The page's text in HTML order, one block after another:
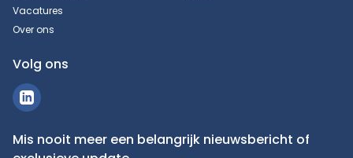
Vacatures
Over ons
Volg ons
Mis nooit meer een belangrijk nieuwsbericht of